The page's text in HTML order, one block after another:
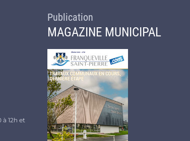
12h et
Publication
MAGAZINE MUNICIPAL